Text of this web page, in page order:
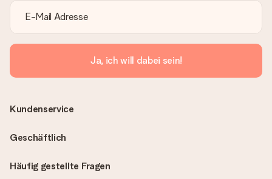
Ja, ich will dabei sein!
Häufig gestellte Fragen
Kundenservice
Geschäftlich